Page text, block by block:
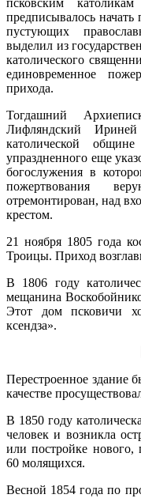
псковским
предписывалось
пустующих
выделил из
католического
единовременное
прихода.
Тогдашний
Лифляндский
католической
упраздненного еще
богослужения в
пожертвования
отремонтирован, над
крестом.
21 ноября 1805 года
Троицы. Приход
В 1806 году
мещанина
Этот дом псковичи
ксендза».
Перестроенное здание
качестве
В 1850 году
человек и возникла
или постройке
60 молящихся.
Весной 1854 года по